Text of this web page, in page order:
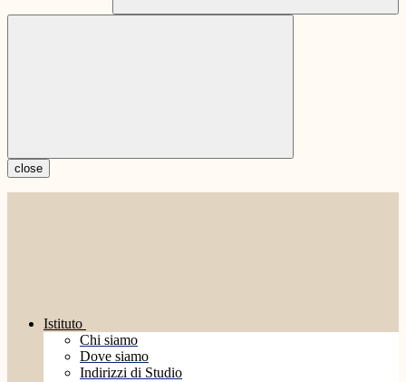
close
Istituto
Chi siamo
Dove siamo
Indirizzi di Studio